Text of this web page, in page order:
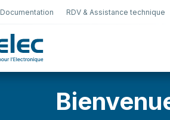
Documentation RDV & Assistance technique